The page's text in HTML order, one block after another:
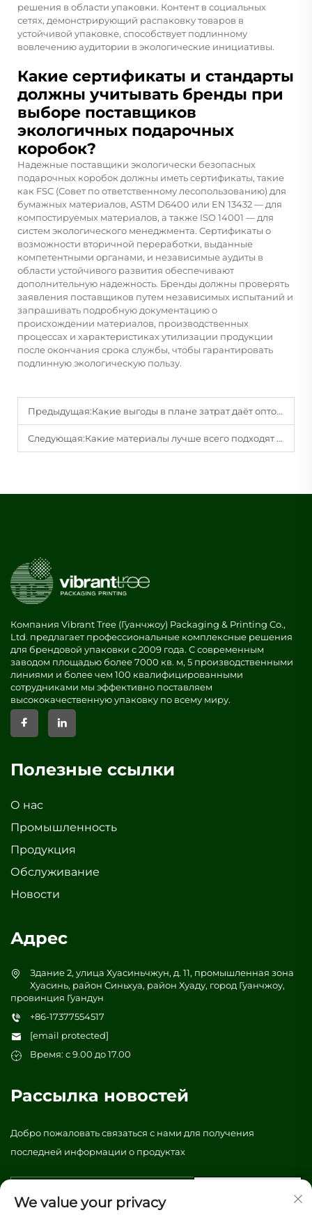
решения в области упаковки. Контент в социальных
сетях, демонстрирующий распаковку товаров в
устойчивой упаковке, способствует подлинному
вовлечению аудитории в экологические инициативы.
Какие сертификаты и стандарты
должны учитывать бренды при
выборе поставщиков
экологичных подарочных
коробок?
Надежные поставщики экологически безопасных
подарочных коробок должны иметь сертификаты, такие
как FSC (Совет по ответственному лесопользованию) для
бумажных материалов, ASTM D6400 или EN 13432 — для
компостируемых материалов, а также ISO 14001 — для
систем экологического менеджмента. Сертификаты о
возможности вторичной переработки, выданные
компетентными органами, и независимые аудиты в
области устойчивого развития обеспечивают
дополнительную надежность. Бренды должны проверять
заявления поставщиков путем независимых испытаний и
запрашивать подробную документацию о
происхождении материалов, производственных
процессах и характеристиках утилизации продукции
после окончания срока службы, чтобы гарантировать
подлинную экологическую пользу.
Предыдущая:Какие выгоды в плане затрат даёт оптовая закупка подарочных коробок к праздникам?
Следующая:Какие материалы лучше всего подходят для изготовления прочных подарочных коробок для хрупких предметов?
Компания Vibrant Tree (Гуанчжоу) Packaging & Printing Co.,
Ltd. предлагает профессиональные комплексные решения
для брендовой упаковки с 2009 года. С современным
заводом площадью более 7000 кв. м, 5 производственными
линиями и более чем 100 квалифицированными
сотрудниками мы эффективно поставляем
высококачественную упаковку по всему миру.
Полезные ссылки
О нас
Промышленность
Продукция
Обслуживание
Новости
Адрес
Здание 2, улица Хуасиньчжун, д. 11, промышленная зона
Хуасинь, район Синьхуа, район Хуаду, город Гуанчжоу,
провинция Гуандун
+86-17377554517
[email protected]
Время: с 9.00 до 17.00
Рассылка новостей
Добро пожаловать связаться с нами для получения
последней информации о продуктах
We value your privacy